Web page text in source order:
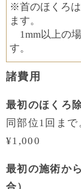
※首のほくろは
ます。
1mm以上の
す。
諸費用
最初のほくろ
同部位1回ま
¥1,000
最初の施術か